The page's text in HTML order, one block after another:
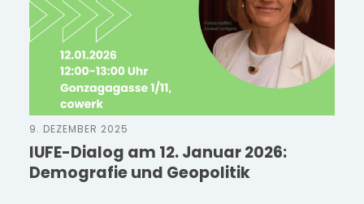
9. DEZEMBER 2025
IUFE-Dialog am 12. Januar 2026:
Demografie und Geopolitik